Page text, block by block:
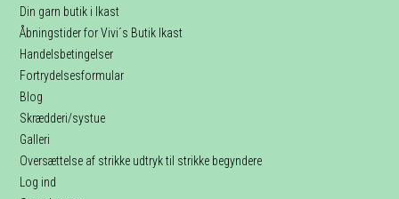
Din garn butik i Ikast
Åbningstider for Vivi´s Butik Ikast
Handelsbetingelser
Fortrydelsesformular
Blog
Skrædderi/systue
Galleri
Oversættelse af strikke udtryk til strikke begyndere
Log ind